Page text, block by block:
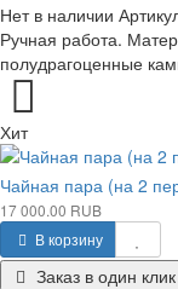
Нет в наличии
Ручная работа.
полудрагоценные
Хит
Чайная пара (на 2
17 000.00 RUB
В корзину
Заказ в один клик